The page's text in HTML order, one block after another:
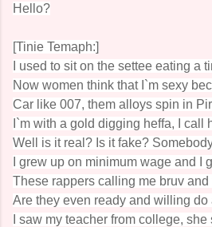
Hello?
[Tinie Temaph:]
I used to sit on the settee eating a
Now women think that I`m sexy
Car like 007, them alloys spin in
I`m with a gold digging heffa, I call
Well is it real? Is it fake?
I grew up on minimum wage and I
These rappers calling me bruv
Are they even ready and willing do
I saw my teacher from college,